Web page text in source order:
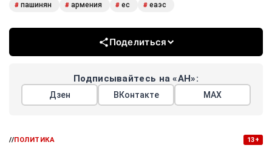
# пашинян # армения # ес # еаэс
Поделиться
Подписывайтесь на «АН»:
Дзен ВКонтакте МАХ
//ПОЛИТИКА 13+